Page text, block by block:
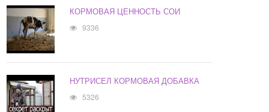
КОРМОВАЯ ЦЕННОСТЬ СОИ
9336
НУТРИСЕЛ КОРМОВАЯ ДОБАВКА
5326